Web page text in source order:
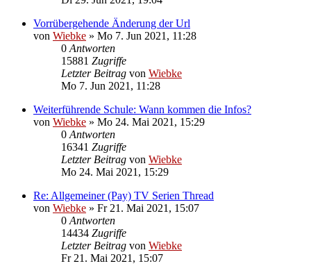
Vorrübergehende Änderung der Url
von Wiebke » Mo 7. Jun 2021, 11:28
0Antworten
15881 Zugriffe
Letzter Beitrag von Wiebke
Mo 7. Jun 2021, 11:28
Weiterführende Schule: Wann kommen die Infos?
von Wiebke » Mo 24. Mai 2021, 15:29
0Antworten
16341 Zugriffe
Letzter Beitrag von Wiebke
Mo 24. Mai 2021, 15:29
Re: Allgemeiner (Pay) TV Serien Thread
von Wiebke » Fr 21. Mai 2021, 15:07
0Antworten
14434 Zugriffe
Letzter Beitrag von Wiebke
Fr 21. Mai 2021, 15:07